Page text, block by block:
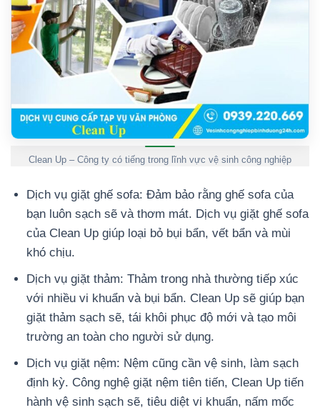
Clean Up – Công ty có tiếng trong lĩnh vực vệ sinh công nghiệp
Dịch vụ giặt ghế sofa: Đảm bảo rằng ghế sofa của
bạn luôn sạch sẽ và thơm mát. Dịch vụ giặt ghế sofa
của Clean Up giúp loại bỏ bụi bẩn, vết bẩn và mùi
khó chịu.
Dịch vụ giặt thảm: Thảm trong nhà thường tiếp xúc
với nhiều vi khuẩn và bụi bẩn. Clean Up sẽ giúp bạn
giặt thảm sạch sẽ, tái khôi phục độ mới và tạo môi
trường an toàn cho người sử dụng.
Dịch vụ giặt nệm: Nệm cũng cần vệ sinh, làm sạch
định kỳ. Công nghệ giặt nệm tiên tiến, Clean Up tiến
hành vệ sinh sạch sẽ, tiêu diệt vi khuẩn, nấm mốc